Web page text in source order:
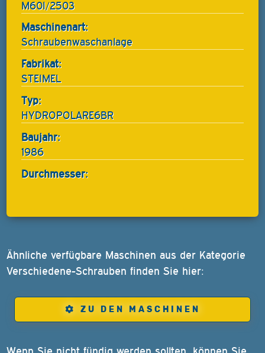
M60I/2503
Maschinenart:
Schraubenwaschanlage
Fabrikat:
STEIMEL
Typ:
HYDROPOLARE6BR
Baujahr:
1986
Durchmesser:
Ähnliche verfügbare Maschinen aus der Kategorie
Verschiedene-Schrauben finden Sie hier:
ZU DEN MASCHINEN